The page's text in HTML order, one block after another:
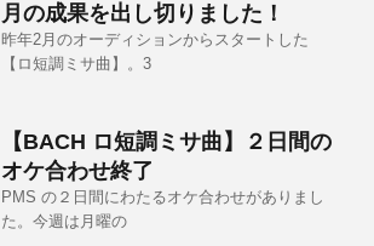
月の成果を出し切りました！
昨年2月のオーディションからスタートした
【ロ短調ミサ曲】。3
【BACH ロ短調ミサ曲】２日間の
オケ合わせ終了
PMS の２日間にわたるオケ合わせがありまし
た。今週は月曜の